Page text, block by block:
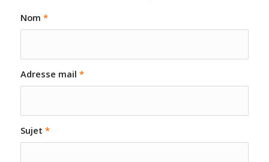
Nom *
Adresse mail *
Sujet *